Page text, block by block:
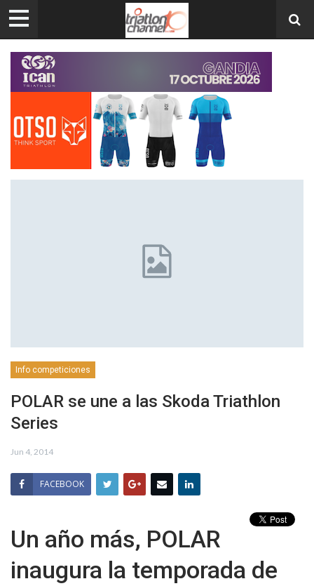
Info competiciones
POLAR se une a las Skoda Triathlon
Series
Jun 4, 2014
FACEBOOK
Un año más, POLAR
inaugura la temporada de